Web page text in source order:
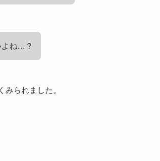
よね…？
られました。